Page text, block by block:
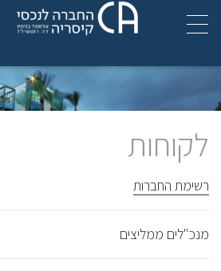
לקוחות
רשימת החברות
מנכ"לים ממליצים